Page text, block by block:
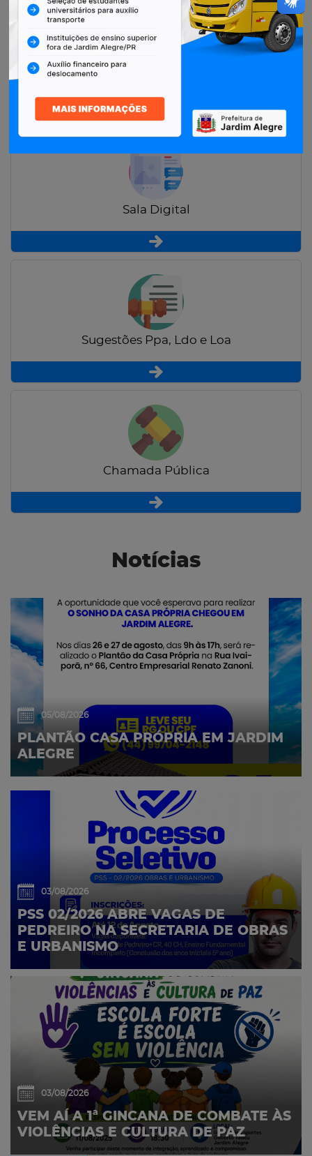
Restituição de Contribuintes
Sala Digital
Sugestões Ppa, Ldo e Loa
Chamada Pública
Notícias
05/08/2026
PLANTÃO CASA PRÓPRIA EM JARDIM
ALEGRE
03/08/2026
PSS 02/2026 ABRE VAGAS DE
PEDREIRO NA SECRETARIA DE OBRAS
E URBANISMO
03/08/2026
VEM AÍ A 1ª GINCANA DE COMBATE ÀS
VIOLÊNCIAS E CULTURA DE PAZ